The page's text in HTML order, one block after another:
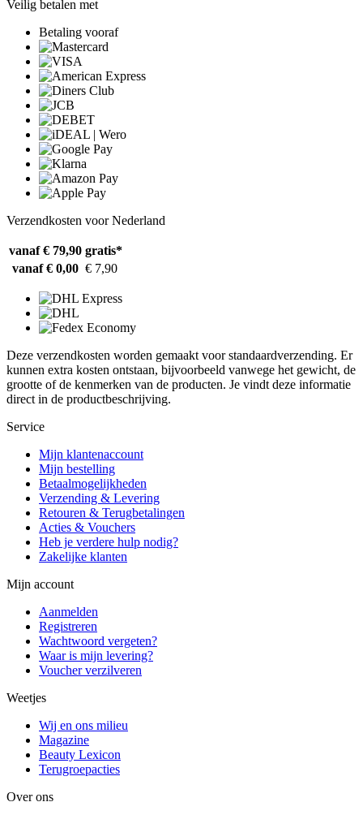
Veilig betalen met
Betaling vooraf
Verzendkosten voor Nederland
vanaf € 79,90 gratis*
vanaf € 0,00 € 7,90
Deze verzendkosten worden gemaakt voor standaardverzending. Er
kunnen extra kosten ontstaan, bijvoorbeeld vanwege het gewicht, de
grootte of de kenmerken van de producten. Je vindt deze informatie
direct in de productbeschrijving.
Service
Mijn klantenaccount
Mijn bestelling
Betaalmogelijkheden
Verzending & Levering
Retouren & Terugbetalingen
Acties & Vouchers
Heb je verdere hulp nodig?
Zakelijke klanten
Mijn account
Aanmelden
Registreren
Wachtwoord vergeten?
Waar is mijn levering?
Voucher verzilveren
Weetjes
Wij en ons milieu
Magazine
Beauty Lexicon
Terugroepacties
Over ons